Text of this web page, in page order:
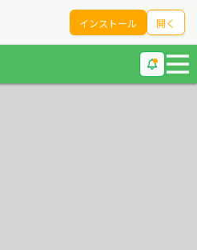
インストール 開く